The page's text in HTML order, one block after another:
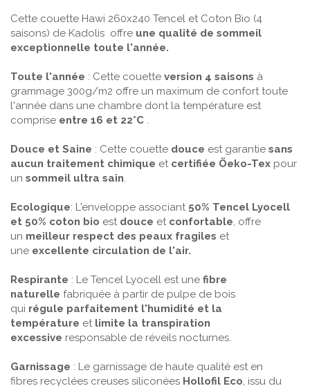
Cette couette Hawi 260x240 Tencel et Coton Bio (4
saisons) de Kadolis offre une qualité de sommeil
exceptionnelle toute l'année.
Toute l'année : Cette couette version 4 saisons à
grammage 300g/m2 offre un maximum de confort toute
l'année dans une chambre dont la température est
comprise entre 16 et 22°C .
Douce et Saine : Cette couette douce est garantie sans
aucun traitement chimique et certifiée Öeko-Tex pour
un sommeil ultra sain.
Ecologique: L'enveloppe associant50% Tencel Lyocell
et 50% coton bio est douce et confortable, offre
un meilleur respect des peaux fragiles et
une excellente circulation de l'air.
Respirante : Le Tencel Lyocell est une fibre
naturelle fabriquée à partir de pulpe de bois
qui régule parfaitement l'humidité et la
température etlimite la transpiration
excessive responsable de réveils nocturnes.
Garnissage : Le garnissage de haute qualité est en
fibres recyclées creuses siliconées Hollofil Eco, issu du